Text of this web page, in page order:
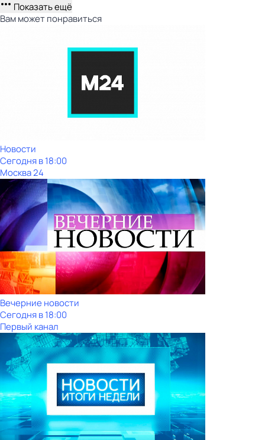
Показать ещё
Вам может понравиться
Новости
Сегодня в 18:00
Москва 24
Вечерние новости
Сегодня в 18:00
Первый канал